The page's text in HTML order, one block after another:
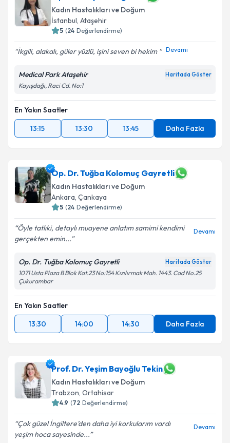
Kadın Hastalıkları ve Doğum
İstanbul, Ataşehir
5 (24 Değerlendirme)
İkgili, alakalı, güler yüzlü, işini seven bi hekim Devamı
Medical Park Ataşehir Haritada Göster
Kayışdağı, Raci Cd. No:1
En Yakın Saatler
13:15
13:30 13:45 Daha Fazla
Op. Dr. Tuğba Kolomuç Gayretli
Kadın Hastalıkları ve Doğum
Ankara, Çankaya
5 (24 Değerlendirme)
Öyle tatlıki, detaylı muayene anlatım samimi kendimi
gerçekten emin...
Devamı
Op. Dr. Tuğba Kolomuç Gayretli Haritada Göster
1071 Usta Plaza B Blok Kat.23 No:154 Kızılırmak Mah. 1443. Cad No.25
Çukurambar
En Yakın Saatler
13:30
14:00 14:30 Daha Fazla
Prof. Dr. Yeşim Bayoğlu Tekin
Kadın Hastalıkları ve Doğum
Trabzon, Ortahisar
4.9 (72 Değerlendirme)
Çok güzel İngiltere’den daha iyi korkularım vardı
yeşim hoca sayesinde...
Devamı